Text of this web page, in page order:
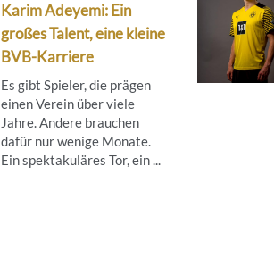
Karim Adeyemi: Ein
großes Talent, eine kleine
BVB-Karriere
Es gibt Spieler, die prägen
einen Verein über viele
Jahre. Andere brauchen
dafür nur wenige Monate.
Ein spektakuläres Tor, ein ...